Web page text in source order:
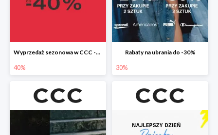
Wyprzedaż sezonowa w CCC -40%
40%
Rabaty na ubrania do -30%
30%